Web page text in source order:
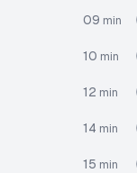
09 min
10 min
12 min
14 min
15 min